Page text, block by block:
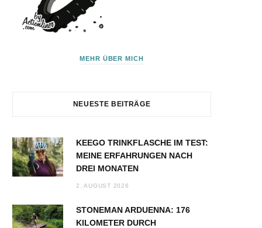
MEHR ÜBER MICH
NEUESTE BEITRÄGE
KEEGO TRINKFLASCHE IM TEST:
MEINE ERFAHRUNGEN NACH
DREI MONATEN
2. AUGUST 2026
STONEMAN ARDUENNA: 176
KILOMETER DURCH